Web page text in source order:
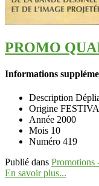
PROMO
Informations
Description
Origine
Année 2000
Mois 10
Numéro 419
Publié dans Promotions
En savoir plus...